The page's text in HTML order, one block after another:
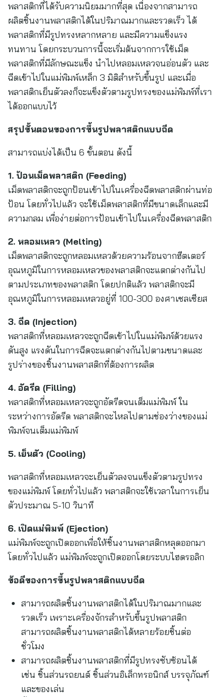
พลาสติกที่ได้รับความนิยมมากที่สุด เนื่องจากสามารถ
ผลิตชิ้นงานพลาสติกได้ในปริมาณมากและรวดเร็ว ได้
พลาสติกที่มีรูปทรงหลากหลาย และมีความแข็งแรง
ทนทาน โดยกระบวนการนี้จะเริ่มต้นจากการใช้เม็ด
พลาสติกที่มีลักษณะแข็ง นำไปหลอมเหลวจนอ่อนตัว และ
ฉีดเข้าไปในแม่พิมพ์เหล็ก 3 มิติสำหรับขึ้นรูป และเมื่อ
พลาสติกเย็นตัวลงก็จะแข็งตัวตามรูปทรงของแม่พิมพ์ที่เรา
ได้ออกแบบไว้
สรุปขั้นตอนของการขึ้นรูปพลาสติกแบบฉีด
สามารถแบ่งได้เป็น 6 ขั้นตอน ดังนี้
1. ป้อนเม็ดพลาสติก (Feeding)
เม็ดพลาสติกจะถูกป้อนเข้าไปในเครื่องฉีดพลาสติกผ่านท่อ
ป้อน โดยทั่วไปแล้ว จะใช้เม็ดพลาสติกที่มีขนาดเล็กและมี
ความกลม เพื่อง่ายต่อการป้อนเข้าไปในเครื่องฉีดพลาสติก
2. หลอมเหลว (Melting)
เม็ดพลาสติกจะถูกหลอมเหลวด้วยความร้อนจากฮีตเตอร์
อุณหภูมิในการหลอมเหลวของพลาสติกจะแตกต่างกันไป
ตามประเภทของพลาสติก โดยปกติแล้ว พลาสติกจะมี
อุณหภูมิในการหลอมเหลวอยู่ที่ 100-300 องศาเซลเซียส
3. ฉีด (Injection)
พลาสติกที่หลอมเหลวจะถูกฉีดเข้าไปในแม่พิมพ์ด้วยแรง
ดันสูง แรงดันในการฉีดจะแตกต่างกันไปตามขนาดและ
รูปร่างของชิ้นงานพลาสติกที่ต้องการผลิต
4. อัดรีด (Filling)
พลาสติกที่หลอมเหลวจะถูกอัดรีดจนเต็มแม่พิมพ์ ใน
ระหว่างการอัดรีด พลาสติกจะไหลไปตามช่องว่างของแม่
พิมพ์จนเต็มแม่พิมพ์
5. เย็นตัว (Cooling)
พลาสติกที่หลอมเหลวจะเย็นตัวลงจนแข็งตัวตามรูปทรง
ของแม่พิมพ์ โดยทั่วไปแล้ว พลาสติกจะใช้เวลาในการเย็น
ตัวประมาณ 5-10 วินาที
6. เปิดแม่พิมพ์ (Ejection)
แม่พิมพ์จะถูกเปิดออกเพื่อให้ชิ้นงานพลาสติกหลุดออกมา
โดยทั่วไปแล้ว แม่พิมพ์จะถูกเปิดออกโดยระบบไฮดรอลิก
ข้อดีของการขึ้นรูปพลาสติกแบบฉีด
สามารถผลิตชิ้นงานพลาสติกได้ในปริมาณมากและ
รวดเร็ว เพราะเครื่องจักรสำหรับขึ้นรูปพลาสติก
สามารถผลิตชิ้นงานพลาสติกได้หลายร้อยชิ้นต่อ
ชั่วโมง
สามารถผลิตชิ้นงานพลาสติกที่มีรูปทรงซับซ้อนได้
เช่น ชิ้นส่วนรถยนต์ ชิ้นส่วนอิเล็กทรอนิกส์ บรรจุภัณฑ์
และของเล่น